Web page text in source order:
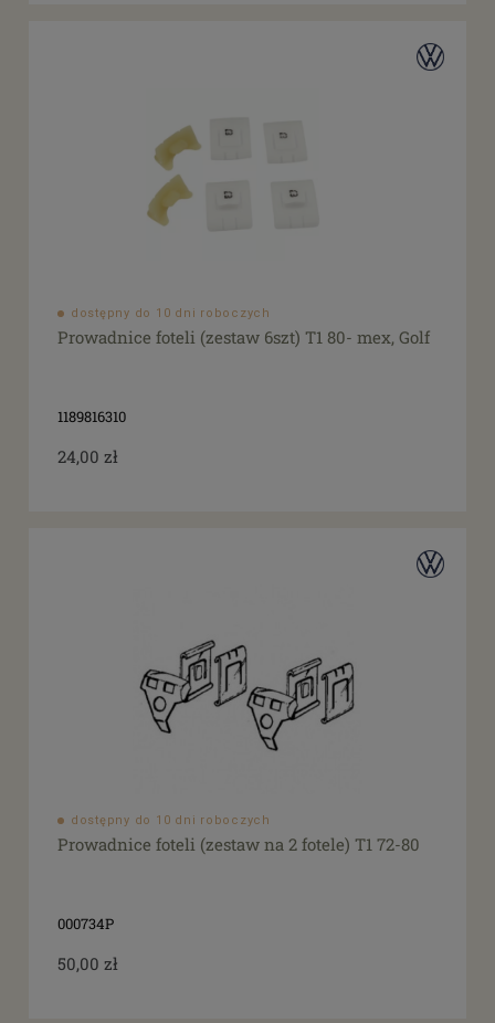
dostępny do 10 dni roboczych
Prowadnice foteli (zestaw 6szt) T1 80- mex, Golf
1189816310
24,00 zł
dostępny do 10 dni roboczych
Prowadnice foteli (zestaw na 2 fotele) T1 72-80
000734P
50,00 zł